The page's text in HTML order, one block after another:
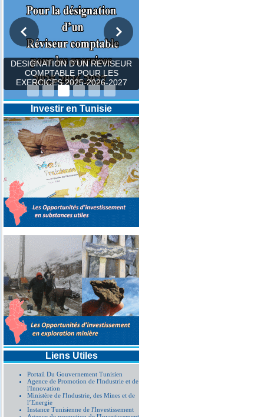
DESIGNATION D’UN REVISEUR
COMPTABLE POUR LES
EXERCICES 2025-2026-2027
Investir en Tunisie
Liens Utiles
Portail Du Gouvernement Tunisien
Agence de Promotion de l'Industrie et de
l'Innovation
Ministère de l'Industrie, des Mines et de
l’Energie
Instance Tunisienne de l'Investissement